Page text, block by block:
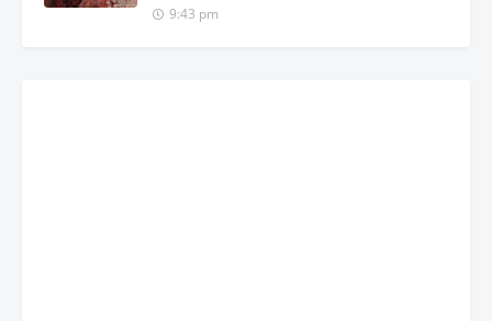
9:43 pm